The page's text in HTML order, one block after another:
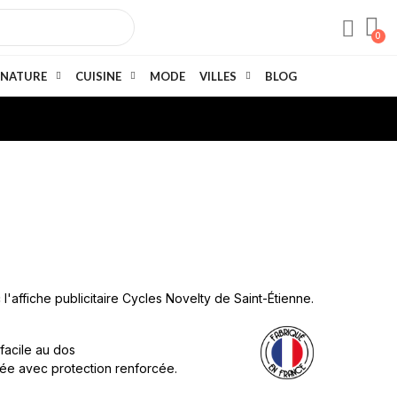
NATURE CUISINE MODE VILLES BLOG
publicitaire Cycles Novelty de Saint-Étienne.
au dos
avec protection renforcée.